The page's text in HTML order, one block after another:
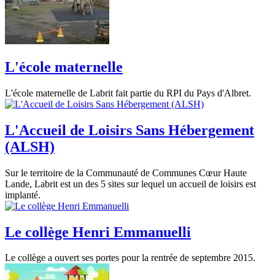
L'école maternelle
L'école maternelle de Labrit fait partie du RPI du Pays d'Albret.
L'Accueil de Loisirs Sans Hébergement
(ALSH)
Sur le territoire de la Communauté de Communes Cœur Haute
Lande, Labrit est un des 5 sites sur lequel un accueil de loisirs est
implanté.
Le collège Henri Emmanuelli
Le collège a ouvert ses portes pour la rentrée de septembre 2015.